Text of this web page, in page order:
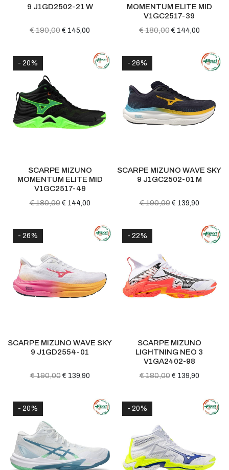
9 J1GD2502-21 W
€ 190,00 € 145,00
MOMENTUM ELITE MID
V1GC2517-39
€ 180,00 € 144,00
- 20%
SCARPE MIZUNO
MOMENTUM ELITE MID
V1GC2517-49
€ 180,00 € 144,00
- 26%
SCARPE MIZUNO WAVE SKY
9 J1GC2502-01 M
€ 190,00 € 139,90
- 26%
SCARPE MIZUNO WAVE SKY
9 J1GD2554-01
€ 190,00 € 139,90
- 22%
SCARPE MIZUNO
LIGHTNING NEO 3
V1GA2402-98
€ 180,00 € 139,90
- 20% - 20%